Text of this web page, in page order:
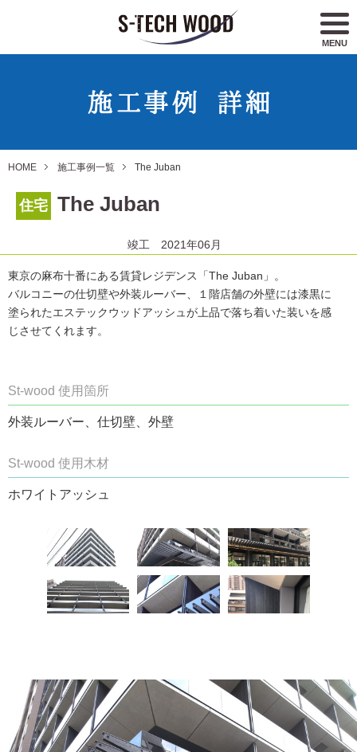
MENU
HOME 施工事例一覧 The Juban
住宅 The Juban
竣工 2021年06月
東京の麻布十番にある賃貸レジデンス「The Juban」。
バルコニーの仕切壁や外装ルーバー、１階店舗の外壁には漆黒に
塗られたエステックウッドアッシュが上品で落ち着いた装いを感
じさせてくれます。
St-wood 使用箇所
外装ルーバー、仕切壁、外壁
St-wood 使用木材
ホワイトアッシュ